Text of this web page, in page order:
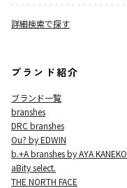
詳細検索で探す
ブランド紹介
ブランド一覧
branshes
DRC branshes
Ou? by EDWIN
b.+A branshes by AYA KANEKO
aBity select.
THE NORTH FACE